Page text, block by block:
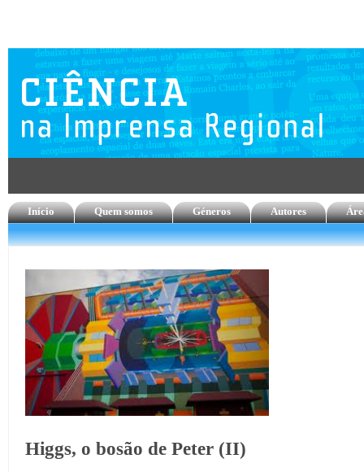
Início Quem somos Géneros Autores
Higgs, o bosão de Peter (II)